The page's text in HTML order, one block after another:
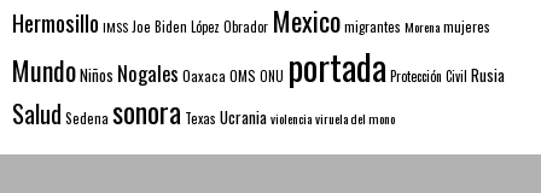
Hermosillo IMSS Joe Biden López Obrador Mexicomigrantes Morenamujeres
MundoNiños Nogales Oaxaca OMS ONU portada Protección Civil Rusia
Salud Sedena sonora Texas Ucraniaviolenciaviruela del mono